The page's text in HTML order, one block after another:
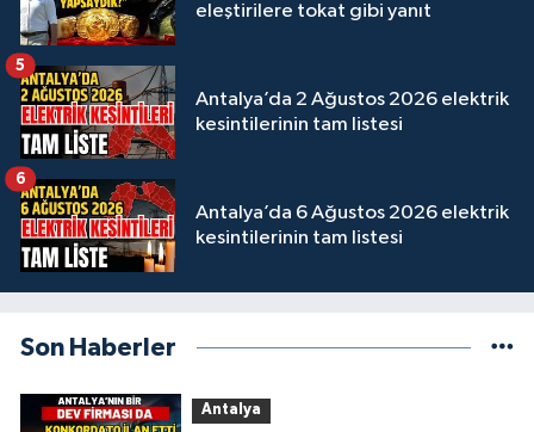
eleştirilere tokat gibi yanıt
Antalya’da 2 Ağustos 2026 elektrik
kesintilerinin tam listesi
5
Antalya’da 6 Ağustos 2026 elektrik
kesintilerinin tam listesi
6
Son Haberler
Antalya